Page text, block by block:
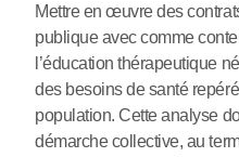
Mettre en œuvre des
publique avec comme
l’éducation thérapeutique
des besoins de santé
population. Cette analyse
démarche collective, au